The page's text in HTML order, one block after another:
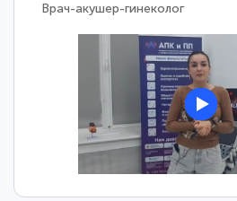
Врач-акушер-гинеколог